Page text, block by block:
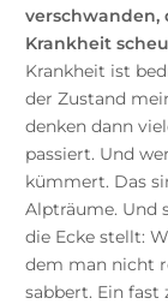
verschwanden,
Krankheit
Krankheit ist
der Zustand
denken dann
passiert. Und
kümmert. Das
Alpträume. Und
die Ecke stellt:
dem man nicht
sabbert. Ein fast